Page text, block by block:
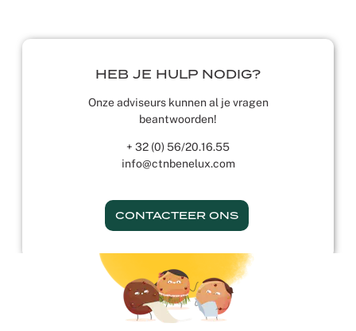
HEB JE HULP NODIG?
Onze adviseurs kunnen al je vragen
beantwoorden!
+ 32 (0) 56/20.16.55
info@ctnbenelux.com
CONTACTEER ONS